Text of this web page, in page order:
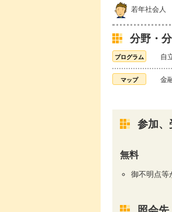
若年社会人
分野・
自
金
参加、
無料
御不明点等